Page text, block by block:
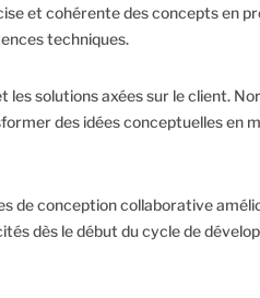
et cohérente des concepts en
techniques.
solutions axées sur le client.
des idées conceptuelles en
conception collaborative
dès le début du cycle de